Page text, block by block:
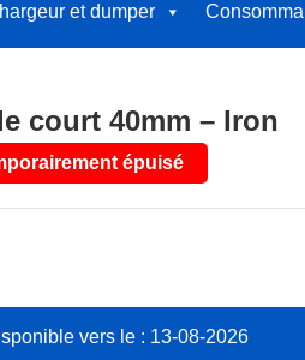
et dumper
court 40mm – Iron
épuisé
vers le : 13-08-2026